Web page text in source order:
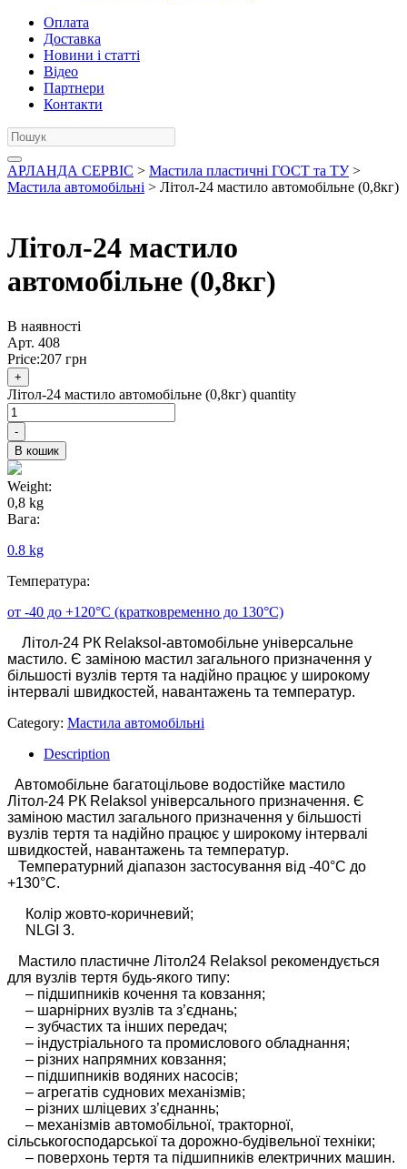
Оплата
Доставка
Новини і статті
Відео
Партнери
Контакти
АРЛАНДА СЕРВІС > Мастила пластичні ГОСТ та ТУ>
Мастила автомобільні > Літол-24 мастило автомобільне (0,8кг)
Літол-24 мастило
автомобільне (0,8кг)
В наявності
Арт. 408
Price:207 грн
+
Літол-24 мастило автомобільне (0,8кг) quantity
-
В кошик
Weight:
0,8 kg
Вага:
0.8 kg
Температура:
от -40 до +120°С (кратковременно до 130°С)
Літол-24 РК Relaksol-автомобільне універсальне
мастило. Є заміною мастил загального призначення у
більшості вузлів тертя та надійно працює у широкому
інтервалі швидкостей, навантажень та температур.
Category: Мастила автомобільні
Description
Автомобільне багатоцільове водостійке мастило
Літол-24 РК Relaksol універсального призначення. Є
заміною мастил загального призначення у більшості
вузлів тертя та надійно працює у широкому інтервалі
швидкостей, навантажень та температур.
Температурний діапазон застосування від -40°С до
+130°С.
Колір жовто-коричневий;
NLGI 3.
Мастило пластичне Літол24 Relaksol рекомендується
для вузлів тертя будь-якого типу:
– підшипників кочення та ковзання;
– шарнірних вузлів та з’єднань;
– зубчастих та інших передач;
– індустріального та промислового обладнання;
– різних напрямних ковзання;
– підшипників водяних насосів;
– агрегатів суднових механізмів;
– різних шліцевих з’єднаннь;
– механізмів автомобільної, тракторної,
сільськогосподарської та дорожно-будівельної техніки;
– поверхонь тертя та підшипників електричних машин.